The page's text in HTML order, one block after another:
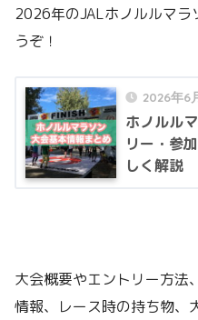
2026年のJALホノルルマラ
うぞ！
2026年6
ホノルル
リー・参
しく解説
大会概要やエントリー方法
情報、レース時の持ち物、